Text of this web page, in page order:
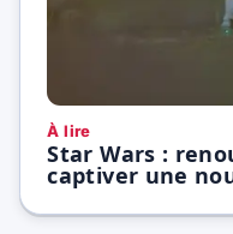
À lire
Star Wars :
captiver une